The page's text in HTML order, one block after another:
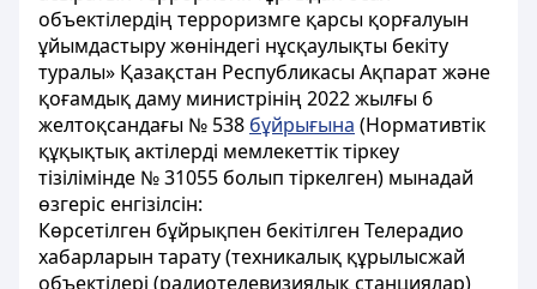
объектілердің терроризмге қарсы қорғалуын
ұйымдастыру жөніндегі нұсқаулықты бекіту
туралы» Қазақстан Республикасы Ақпарат және
қоғамдық даму министрінің 2022 жылғы 6
желтоқсандағы № 538 бұйрығына (Нормативтiк
құқықтық актiлерді мемлекеттiк тіркеу
тiзiлiмiнде № 31055 болып тіркелген) мынадай
өзгеріс енгізілсін:
Көрсетілген бұйрықпен бекітілген Телерадио
хабарларын тарату (техникалық құрылысжай
объектілері (радиотелевизиялық станциялар)